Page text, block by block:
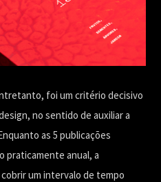
foi um critério decisivo
no sentido de auxiliar a
as 5 publicações
praticamente anual, a
um intervalo de tempo